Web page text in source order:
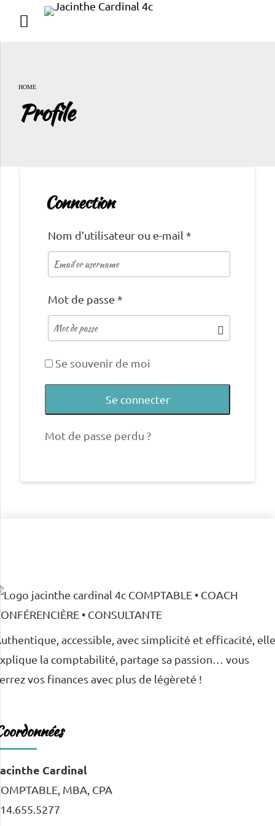
HOME
Profile
Connection
Nom d’utilisateur ou e-mail *
Mot de passe *
Se souvenir de moi
Se connecter
Mot de passe perdu ?
accessible, avec simplicité et efficacité, elle
la comptabilité, partage sa passion… vous
vos finances avec plus de légèreté !
Cardinal
MBA, CPA